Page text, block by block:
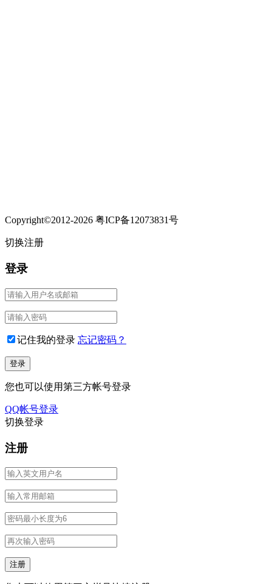
Copyright©2012-2026 粤ICP备12073831号
切换注册
登录
记住我的登录 忘记密码？
您也可以使用第三方帐号登录
QQ帐号登录
切换登录
注册